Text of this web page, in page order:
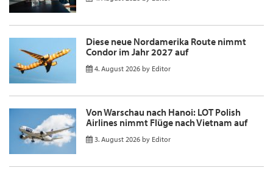
Diese neue Nordamerika Route nimmt
Condor im Jahr 2027 auf
4. August 2026 by Editor
Von Warschau nach Hanoi: LOT Polish
Airlines nimmt Flüge nach Vietnam auf
3. August 2026 by Editor